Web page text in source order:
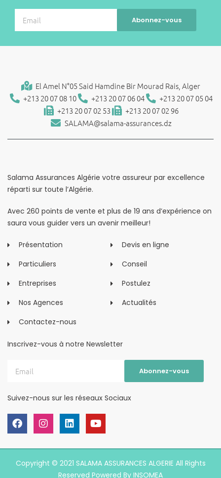
El Amel N°05 Said Hamdine Bir Mourad Rais, Alger
+213 20 07 08 10
+213 20 07 06 04
+213 20 07 05 04
+213 20 07 02 53
+213 20 07 02 96
SALAMA@salama-assurances.dz
Salama Assurances Algérie votre assureur par excellence
réparti sur toute l’Algérie.
Avec 260 points de vente et plus de 19 ans d’expérience on
saura vous guider vers un avenir meilleur!
Présentation
Particuliers
Entreprises
Nos Agences
Contactez-nous
Devis en ligne
Conseil
Postulez
Actualités
Inscrivez-vous à notre Newsletter
Suivez-nous sur les réseaux Sociaux
Copyright © 2021 SALAMA ASSURANCES ALGERIE All Rights
Reserved Powered By INSOMEA